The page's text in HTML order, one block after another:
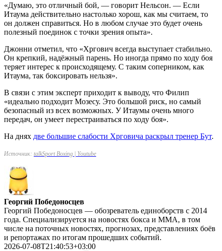
«Думаю, это отличный бой, — говорит Нельсон. — Если
Итаума действительно настолько хорош, как мы считаем, то
он должен справиться. Но в любом случае это будет очень
полезный поединок с точки зрения опыта».
Джонни отметил, что «Хргович всегда выступает стабильно.
Он крепкий, надёжный парень. Но иногда прямо по ходу боя
теряет интерес к происходящему. С таким соперником, как
Итаума, так боксировать нельзя».
В связи с этим эксперт приходит к выводу, что Филип
«идеально подходит Мозесу. Это большой риск, но самый
безопасный из всех возможных. У Итаумы очень много
передач, он умеет перестраиваться по ходу боя».
На днях две большие слабости Хрговича раскрыл тренер Бут.
Источник: talkSport Boxing | Youtube
Георгий Победоносцев
Георгий Победоносцев — обозреватель единоборств с 2014
года. Специализируется на новостях бокса и ММА, в том
числе на поточных новостях, прогнозах, представлениях боёв
и репортажах по итогам прошедших событий.
2026-07-08T21:40:53+03:00